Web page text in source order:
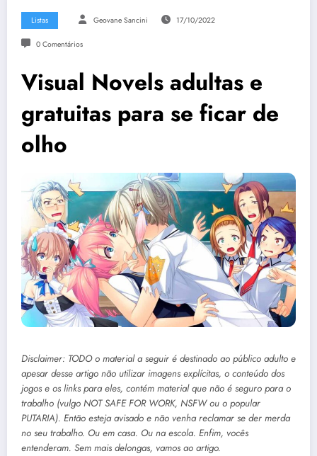
Listas Geovane Sancini 17/10/2022
0 Comentários
Visual Novels adultas e
gratuitas para se ficar de
olho
Disclaimer: TODO o material a seguir é destinado ao público adulto e
apesar desse artigo não utilizar imagens explícitas, o conteúdo dos
jogos e os links para eles, contém material que não é seguro para o
trabalho (vulgo NOT SAFE FOR WORK, NSFW ou o popular
PUTARIA). Então esteja avisado e não venha reclamar se der merda
no seu trabalho. Ou em casa. Ou na escola. Enfim, vocês
entenderam. Sem mais delongas, vamos ao artigo.